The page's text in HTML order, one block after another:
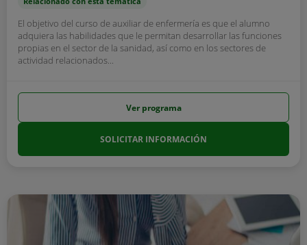
El objetivo del curso de auxiliar de enfermería es que el alumno
adquiera las habilidades que le permitan desarrollar las funciones
propias en el sector de la sanidad, así como en los sectores de
actividad relacionados...
Ver programa
SOLICITAR INFORMACIÓN